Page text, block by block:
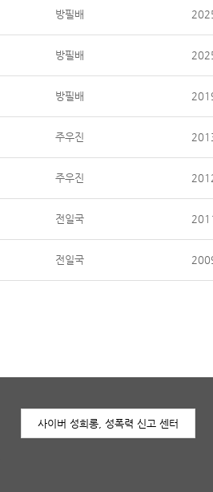
방필배
방필배
방필배
주우진
주우진
전일국
전일국
사이버 성희롱, 성폭력 신고 센터